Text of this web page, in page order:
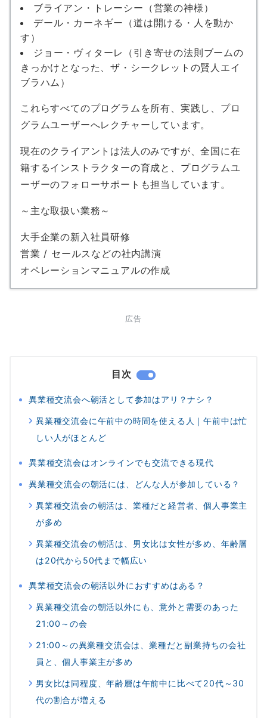
ブライアン・トレーシー（営業の神様）
デール・カーネギー（道は開ける・人を動か
す）
ジョー・ヴィターレ（引き寄せの法則ブームの
きっかけとなった、ザ・シークレットの賢人エイ
ブラハム）
これらすべてのプログラムを所有、実践し、プロ
グラムユーザーへレクチャーしています。
現在のクライアントは法人のみですが、全国に在
籍するインストラクターの育成と、プログラムユ
ーザーのフォローサポートも担当しています。
～主な取扱い業務～
大手企業の新入社員研修
営業 / セールスなどの社内講演
オペレーションマニュアルの作成
広告
目次
異業種交流会へ朝活として参加はアリ？ナシ？
異業種交流会に午前中の時間を使える人｜午前中は忙
しい人がほとんど
異業種交流会はオンラインでも交流できる現代
異業種交流会の朝活には、どんな人が参加している？
異業種交流会の朝活は、業種だと経営者、個人事業主
が多め
異業種交流会の朝活は、男女比は女性が多め、年齢層
は20代から50代まで幅広い
異業種交流会の朝活以外におすすめはある？
異業種交流会の朝活以外にも、意外と需要のあった
21:00～の会
21:00～の異業種交流会は、業種だと副業持ちの会社
員と、個人事業主が多め
男女比は同程度、年齢層は午前中に比べて20代～30
代の割合が増える